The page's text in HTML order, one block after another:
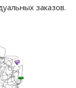
заказов.